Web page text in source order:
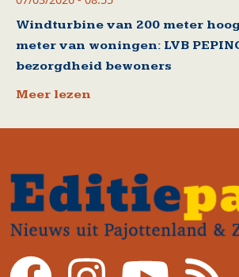
Windturbine van 200 meter
meter van woningen: LVB
bezorgdheid bewoners
Meer lezen